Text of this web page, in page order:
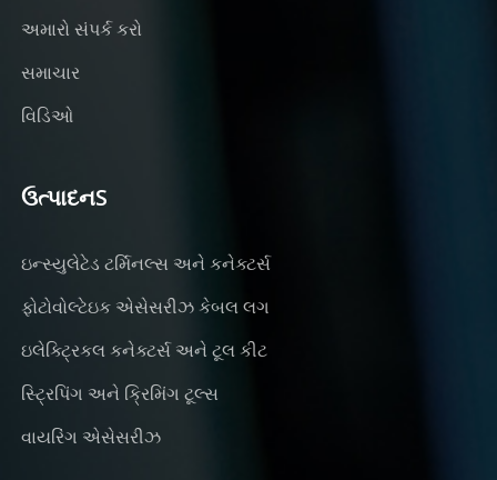
અમારો સંપર્ક કરો
સમાચાર
વિડિઓ
ઉત્પાદનS
ઇન્સ્યુલેટેડ ટર્મિનલ્સ અને કનેક્ટર્સ
ફોટોવોલ્ટેઇક એસેસરીઝ કેબલ લગ
ઇલેક્ટ્રિકલ કનેક્ટર્સ અને ટૂલ કીટ
સ્ટ્રિપિંગ અને ક્રિમિંગ ટૂલ્સ
વાયરિંગ એસેસરીઝ